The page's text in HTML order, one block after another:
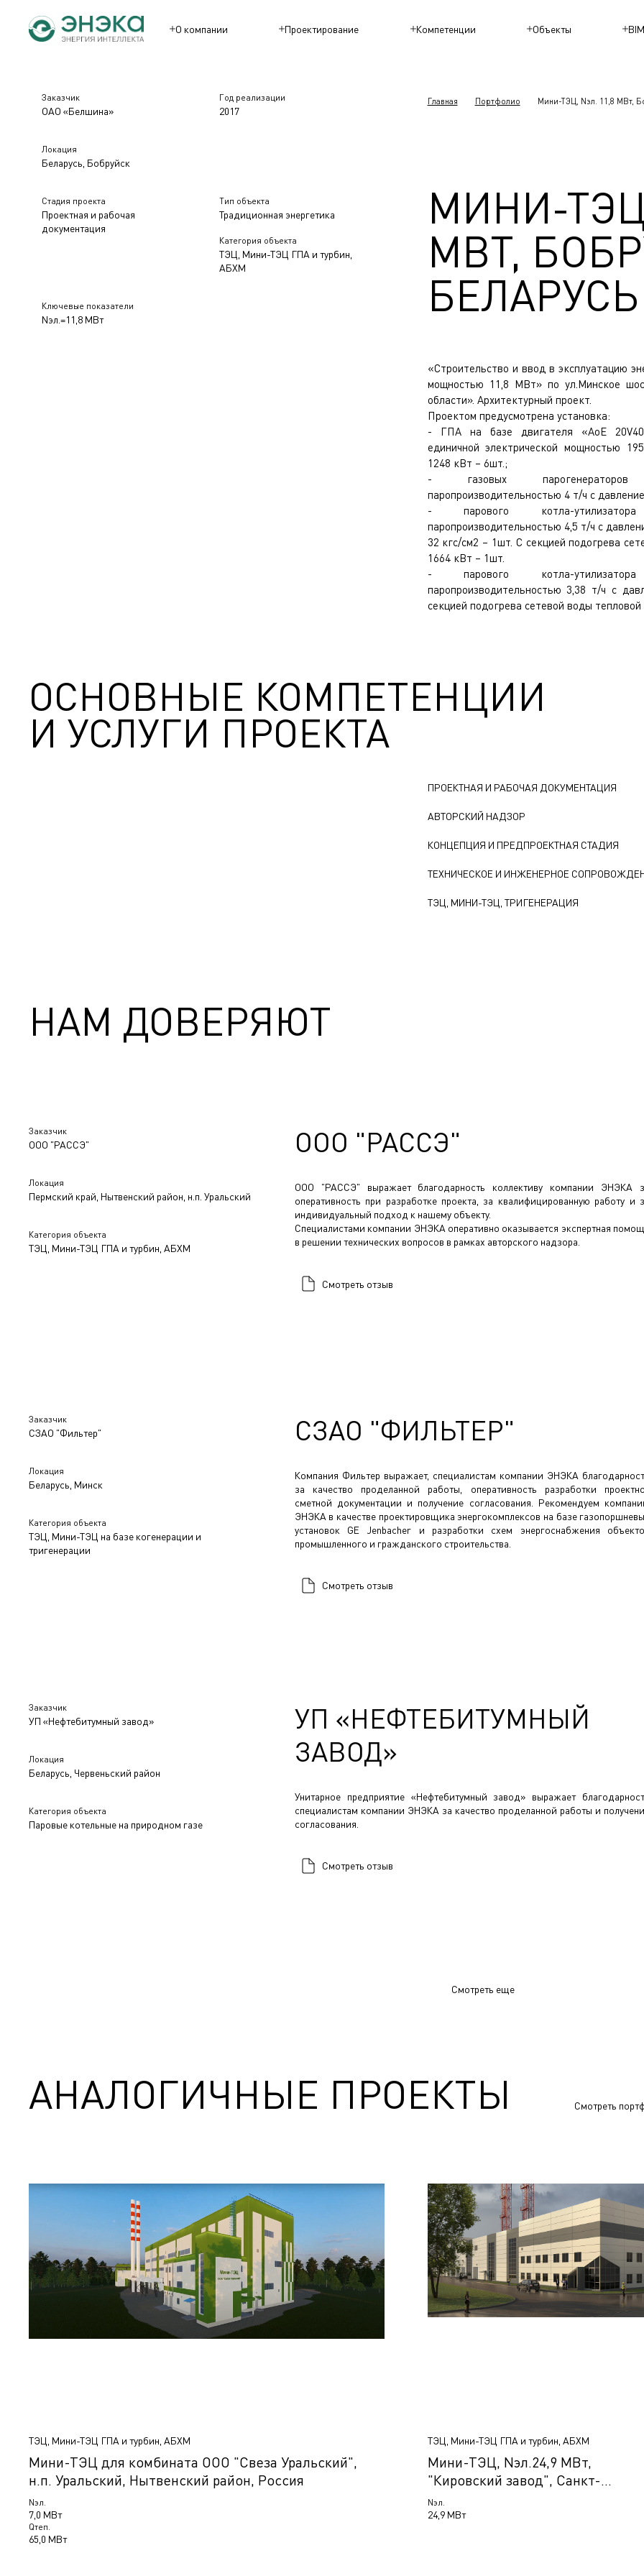
О компании Проектирование Компетенции Объекты
Заказчик
ОАО «Белшина»
Год реализации
2017
Локация
Беларусь, Бобруйск
Стадия проекта
Проектная и рабочая
документация
Тип объекта
Традиционная энергетика
Категория объекта
ТЭЦ, Мини-ТЭЦ ГПА и турбин,
АБХМ
Ключевые показатели
Nэл.=11,8 МВт
Главная Портфолио Мини-ТЭЦ, Nэл. 11,8 МВт,
МИНИ-
МВТ,
БЕЛАРУСЬ
«Строительство и ввод в эксплуатацию
мощностью 11,8 МВт» по ул.Минское
области». Архитектурный проект.
Проектом предусмотрена установка:
- ГПА на базе двигателя «AoE
единичной электрической мощностью
1248 кВт – 6шт.;
- газовых парогенераторов
паропроизводительностью 4 т/ч с
- парового котла-
паропроизводительностью 4,5 т/ч с
32 кгс/см2 – 1шт. С секцией подогрева
1664 кВт – 1шт.
- парового котла-
паропроизводительностью 3,38 т/ч с
секцией подогрева сетевой воды
ОСНОВНЫЕ КОМПЕТЕНЦИИ
И УСЛУГИ ПРОЕКТА
ПРОЕКТНАЯ И РАБОЧАЯ ДОКУМЕНТАЦИЯ
АВТОРСКИЙ НАДЗОР
КОНЦЕПЦИЯ И ПРЕДПРОЕКТНАЯ СТАДИЯ
ТЕХНИЧЕСКОЕ И ИНЖЕНЕРНОЕ
ТЭЦ, МИНИ-ТЭЦ, ТРИГЕНЕРАЦИЯ
НАМ ДОВЕРЯЮТ
Заказчик
ООО "РАССЭ"
Локация
Пермский край, Нытвенский район, н.п. Уральский
Категория объекта
ТЭЦ, Мини-ТЭЦ ГПА и турбин, АБХМ
ООО "РАССЭ"
ООО "РАССЭ" выражает благодарность коллективу компании ЭНЭКА
оперативность при разработке проекта, за квалифицированную работу и
индивидуальный подход к нашему объекту.
Специалистами компании ЭНЭКА оперативно оказывается экспертная
в решении технических вопросов в рамках авторского надзора.
Смотреть отзыв
Заказчик
СЗАО "Фильтер"
Локация
Беларусь, Минск
Категория объекта
ТЭЦ, Мини-ТЭЦ на базе когенерации и
тригенерации
СЗАО "ФИЛЬТЕР"
Компания Фильтер выражает, специалистам компании ЭНЭКА
за качество проделанной работы, оперативность разработки
сметной документации и получение согласования. Рекомендуем
ЭНЭКА в качестве проектировщика энергокомплексов на базе
установок GE Jenbacher и разработки схем энергоснабжения
промышленного и гражданского строительства.
Смотреть отзыв
Заказчик
УП «Нефтебитумный завод»
Локация
Беларусь, Червеньский район
Категория объекта
Паровые котельные на природном газе
УП «НЕФТЕБИТУМНЫЙ
ЗАВОД»
Унитарное предприятие «Нефтебитумный завод» выражает
специалистам компании ЭНЭКА за качество проделанной работы и
согласования.
Смотреть отзыв
Смотреть еще
АНАЛОГИЧНЫЕ ПРОЕКТЫ Смотреть
ТЭЦ, Мини-ТЭЦ ГПА и турбин, АБХМ
Мини-ТЭЦ для комбината ООО "Свеза Уральский",
н.п. Уральский, Нытвенский район, Россия
Nэл.
7,0 МВт
Qтеп.
65,0 МВт
ТЭЦ, Мини-ТЭЦ ГПА и турбин, АБХМ
Мини-ТЭЦ, Nэл.24,9 МВт,
"Кировский завод", Санкт-
Петербург, Россия
Nэл.
24,9 МВт